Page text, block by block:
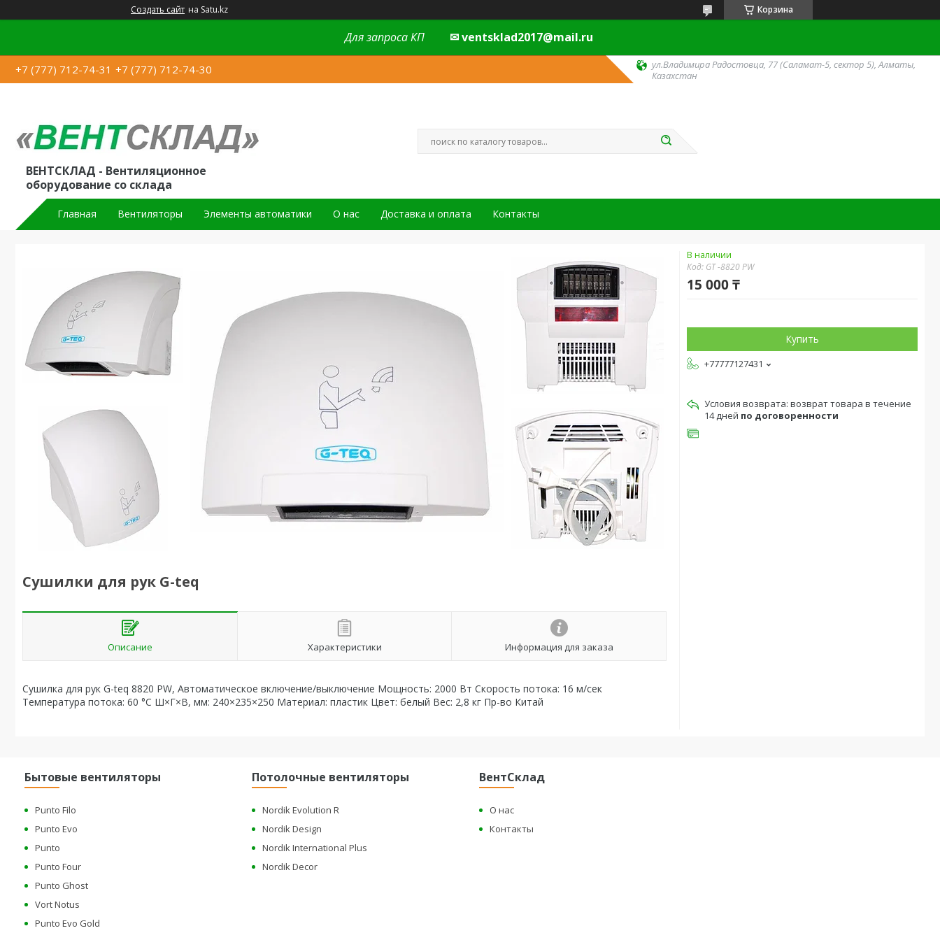
Создать сайт на Satu.kz Корзина
Для запроса КП ✉ ventsklad2017@mail.ru
+7 (777) 712-74-31 +7 (777) 712-74-30
ул.Владимира Радостовца, 77 (Саламат-5, сектор 5), Алматы,
Казахстан
ВЕНТСКЛАД - Вентиляционное
оборудование со склада
Главная Вентиляторы Элементы автоматики О нас Доставка и оплата Контакты
Cушилки для рук G-teq
Описание Характеристики Информация для заказа
Сушилка для рук G-teq 8820 PW, Автоматическое включение/выключение Мощность: 2000 Вт Скорость потока: 16 м/сек
Температура потока: 60 °С Ш×Г×В, мм: 240×235×250 Материал: пластик Цвет: белый Вес: 2,8 кг Пр-во Китай
В наличии
Код: GT -8820 PW
15 000 ₸
Купить
+77777127431
возврат товара в течение
14 дней по договоренности
Бытовые вентиляторы
Punto Filo
Punto Evo
Punto
Punto Four
Punto Ghost
Vort Notus
Punto Evo Gold
Потолочные вентиляторы
Nordik Evolution R
Nordik Design
Nordik International Plus
Nordik Decor
ВентСклад
О нас
Контакты